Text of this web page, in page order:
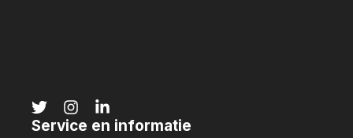
Service en informatie